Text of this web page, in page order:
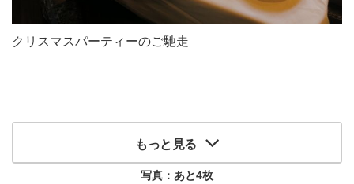
クリスマスパーティーのご馳走
もっと見る
写真：あと4枚